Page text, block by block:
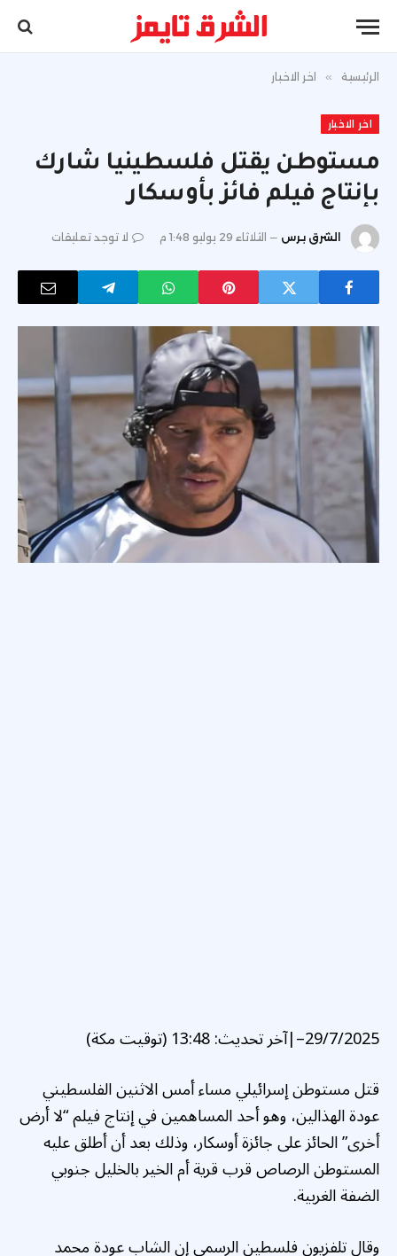
الرئيسية » اخر الاخبار
اخر الاخبار
مستوطن يقتل فلسطينيا شارك
بإنتاج فيلم فائز بأوسكار
الشرق برس الثلاثاء 29 يوليو 1:48 م لا توجد تعليقات
29/7/2025
–
|آخر تحديث:13:48 (توقيت مكة)
قتل مستوطن إسرائيلي مساء أمس الاثنين الفلسطيني
عودة الهذالين، وهو أحد المساهمين في إنتاج فيلم “لا أرض
أخرى” الحائز على جائزة أوسكار، وذلك بعد أن أطلق عليه
المستوطن الرصاص قرب قرية أم الخير بالخليل جنوبي
الضفة الغربية.
وقال تلفزيون فلسطين الرسمي إن الشاب عودة محمد